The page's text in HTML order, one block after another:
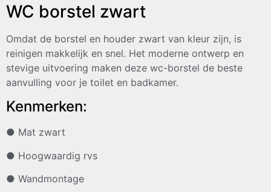
WC borstel zwart
Omdat de borstel en houder zwart van kleur zijn, is
reinigen makkelijk en snel. Het moderne ontwerp en
stevige uitvoering maken deze wc-borstel de beste
aanvulling voor je toilet en badkamer.
Kenmerken:
● Mat zwart
● Hoogwaardig rvs
● Wandmontage